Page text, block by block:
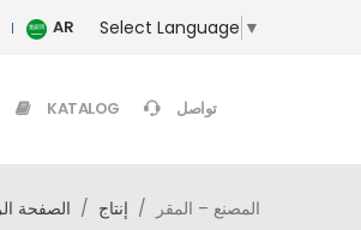
AR Select Language ▼
KATALOG تواصل
الصفحة إنتاج المصنع – المقر